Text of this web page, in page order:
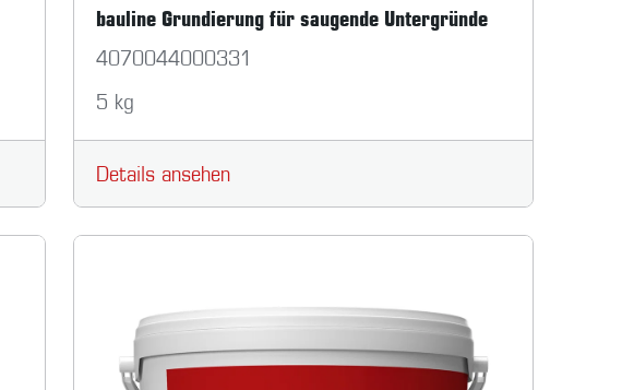
bauline Grundierung für saugende Untergründe
4070044000331
5 kg
Details ansehen